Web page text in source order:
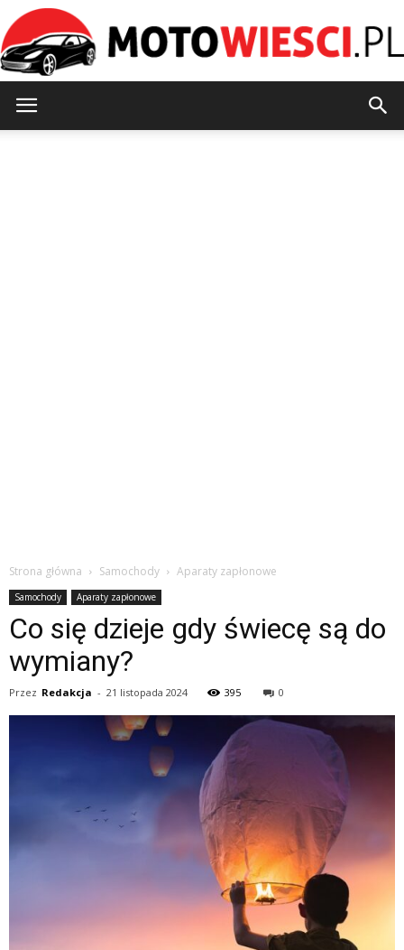
Strona główna Samochody Aparaty zapłonowe
Samochody Aparaty zapłonowe
Co się dzieje gdy świecę są do
wymiany?
Przez Redakcja - 21 listopada 2024 395 0